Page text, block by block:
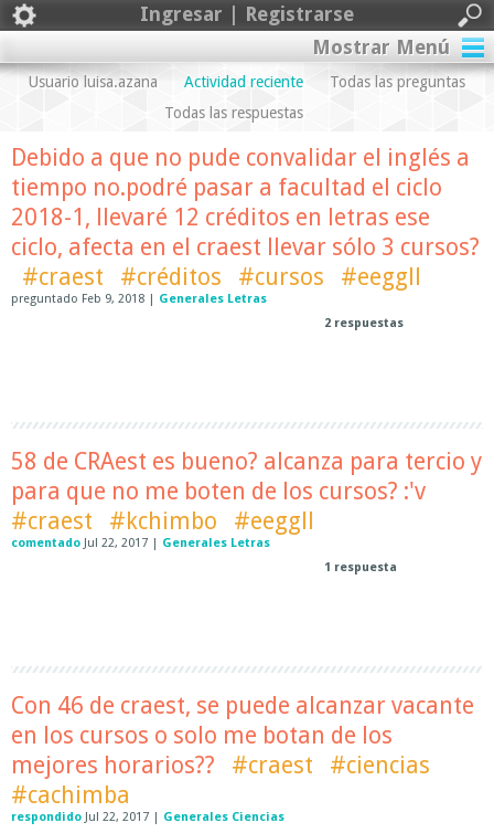
Ingresar | Registrarse
Mostrar Menú
Usuario luisa.azana Actividad reciente
Todas las preguntas
Todas las respuestas
Debido a que no pude convalidar el inglés a
tiempo no.podré pasar a facultad el ciclo
2018-1, llevaré 12 créditos en letras ese
ciclo, afecta en el craest llevar sólo 3 cursos?
#craest
#créditos #cursos #eeggll
preguntado Feb 9, 2018 | Generales Letras
2 respuestas
58 de CRAest es bueno? alcanza para tercio y
para que no me boten de los cursos? :'v
#craest
#kchimbo #eeggll
comentado Jul 22, 2017 | Generales Letras
1 respuesta
Con 46 de craest, se puede alcanzar vacante
en los cursos o solo me botan de los
mejores horarios??
#craest
#ciencias
#cachimba
respondido Jul 22, 2017 | Generales Ciencias